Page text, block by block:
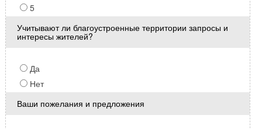
5
Учитывают ли благоустроенные территории запросы и
интересы жителей?
Да
Нет
Ваши пожелания и предложения